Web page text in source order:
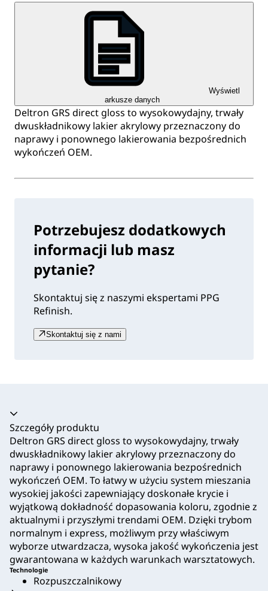
Wyświetl
arkusze danych
Deltron GRS direct gloss to wysokowydajny, trwały
dwuskładnikowy lakier akrylowy przeznaczony do
naprawy i ponownego lakierowania bezpośrednich
wykończeń OEM.
Potrzebujesz dodatkowych
informacji lub masz
pytanie?
Skontaktuj się z naszymi ekspertami PPG
Refinish.
Skontaktuj się z nami
Akordeon zwinięty
Szczegóły produktu
Deltron GRS direct gloss to wysokowydajny, trwały
dwuskładnikowy lakier akrylowy przeznaczony do
naprawy i ponownego lakierowania bezpośrednich
wykończeń OEM. To łatwy w użyciu system mieszania
wysokiej jakości zapewniający doskonałe krycie i
wyjątkową dokładność dopasowania koloru, zgodnie z
aktualnymi i przyszłymi trendami OEM. Dzięki trybom
normalnym i express, możliwym przy właściwym
wyborze utwardzacza, wysoka jakość wykończenia jest
gwarantowana w każdych warunkach warsztatowych.
Technologie
Rozpuszczalnikowy